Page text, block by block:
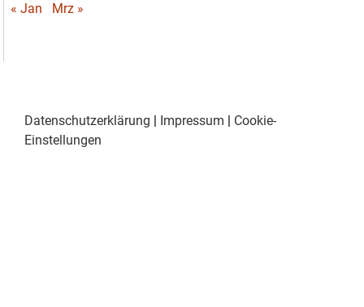
« Jan
Mrz »
Datenschutzerklärung Impressum
Cookie-
Einstellungen